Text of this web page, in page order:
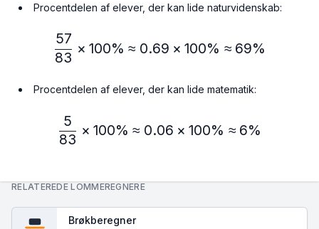
Procentdelen af elever, der kan lide naturvidenskab:
\frac{57}{83} × 100\% ≈
83
57
× 100% ≈ 0.69 × 100% ≈ 69%
Procentdelen af elever, der kan lide matematik:
\frac{5}{83} × 100\% ≈
83
5
× 100% ≈ 0.06 × 100% ≈ 6%
RELATEREDE LOMMEREGNERE
Brøkberegner